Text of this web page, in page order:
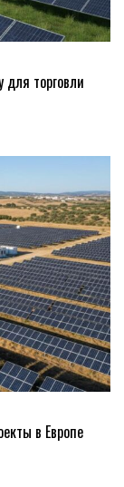
для торговли
в Европе